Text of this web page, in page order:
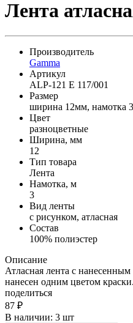
Лента
Производитель
Gamma
Артикул
ALP-121 E 117/001
Размер
ширина 12мм, намотка
Цвет
разноцветные
Ширина, мм
12
Тип товара
Лента
Намотка, м
3
Вид ленты
с рисунком, атласная
Состав
100% полиэстер
Описание
Атласная лента с
нанесен одним цветом краски.
поделиться
87 ₽
В наличии: 3 шт